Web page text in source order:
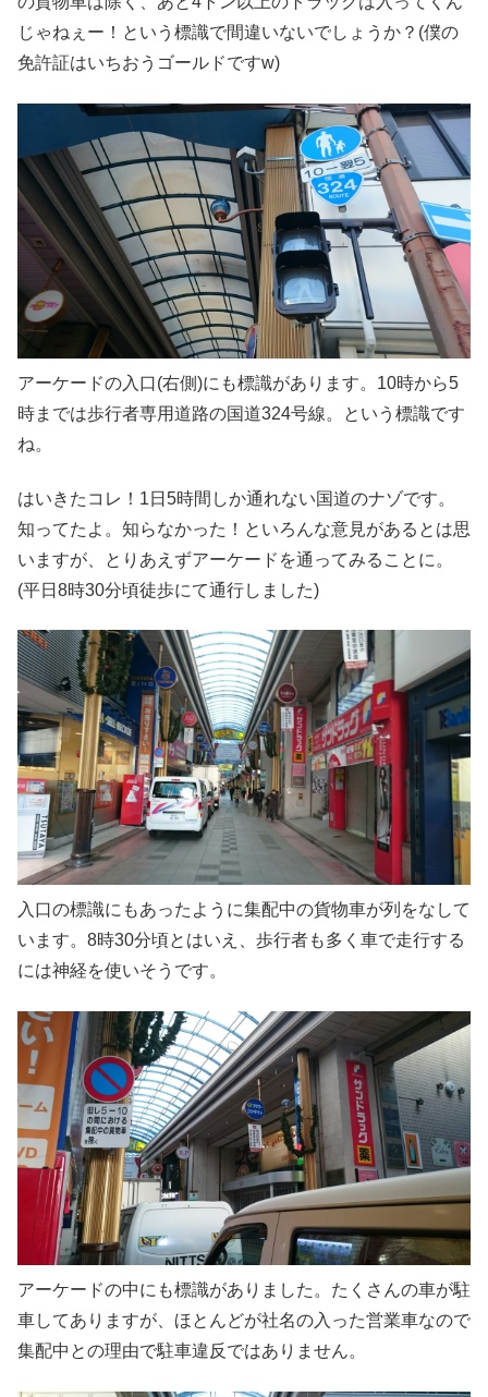
じゃねぇー！という標識で間違いないでしょうか？(僕の
免許証はいちおうゴールドですw)
アーケードの入口(右側)にも標識があります。10時から5
時までは歩行者専用道路の国道324号線。という標識です
ね。
はいきたコレ！1日5時間しか通れない国道のナゾです。
知ってたよ。知らなかった！といろんな意見があるとは思
いますが、とりあえずアーケードを通ってみることに。
(平日8時30分頃徒歩にて通行しました)
入口の標識にもあったように集配中の貨物車が列をなして
います。8時30分頃とはいえ、歩行者も多く車で走行する
には神経を使いそうです。
アーケードの中にも標識がありました。たくさんの車が駐
車してありますが、ほとんどが社名の入った営業車なので
集配中との理由で駐車違反ではありません。